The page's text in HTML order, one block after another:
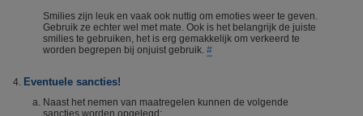
Smilies zijn leuk en vaak ook nuttig om emoties weer te geven.
Gebruik ze echter wel met mate. Ook is het belangrijk de juiste
smilies te gebruiken, het is erg gemakkelijk om verkeerd te
worden begrepen bij onjuist gebruik. #
Eventuele sancties!
Naast het nemen van maatregelen kunnen de volgende
sancties worden opgelegd: